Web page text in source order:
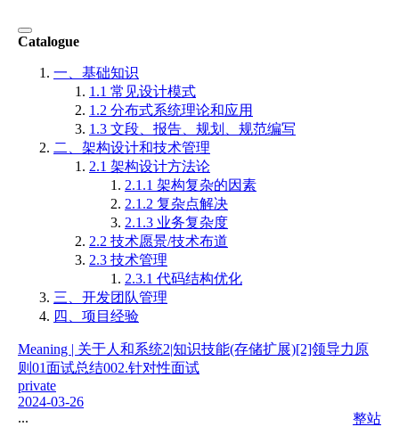
Catalogue
一、基础知识
1.1 常见设计模式
1.2 分布式系统理论和应用
1.3 文段、报告、规划、规范编写
二、架构设计和技术管理
2.1 架构设计方法论
2.1.1 架构复杂的因素
2.1.2 复杂点解决
2.1.3 业务复杂度
2.2 技术愿景/技术布道
2.3 技术管理
2.3.1 代码结构优化
三、开发团队管理
四、项目经验
Meaning | 关于人和系统2|知识技能(存储扩展)[2]领导力原
则 01面试总结002.针对性面试
private
2024-03-26
...
整站